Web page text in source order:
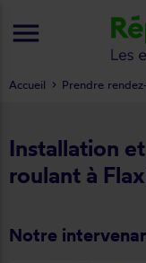
Installation
roulant à
Notre
Accueil Prendre
menu